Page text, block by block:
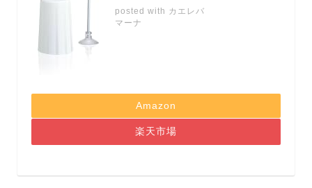
posted with カエレバ
マーナ
Amazon
楽天市場